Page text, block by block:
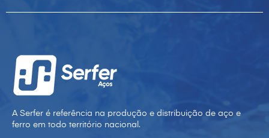
A Serfer é referência na produção e distribuição de aço e
ferro em todo território nacional.